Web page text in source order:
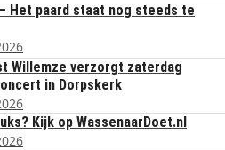
Het paard staat nog steeds te
Willemze verzorgt zaterdag
in Dorpskerk
Kijk op WassenaarDoet.nl